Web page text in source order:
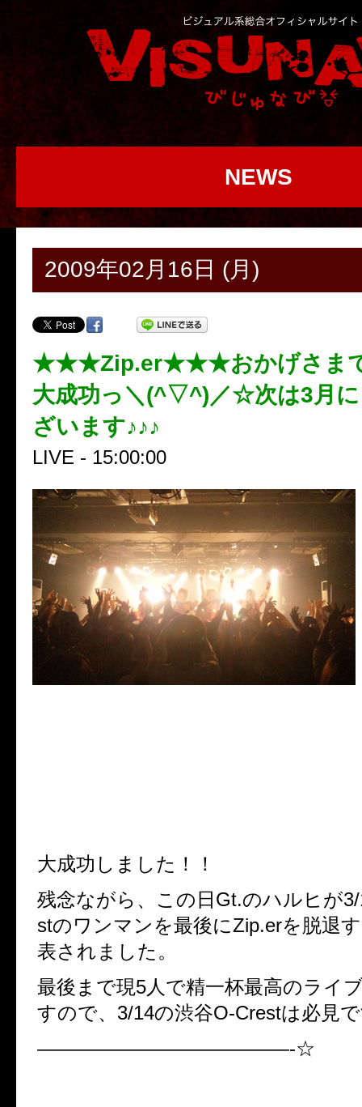
NEWS
2009年02月16日 (月)
★★★Zip.er★★★おかげさま
大成功っ＼(^▽^)／☆次は3月
ざいます♪♪♪
LIVE - 15:00:00
大成功しました！！
残念ながら、この日Gt.のハルヒが
stのワンマンを最後にZip.erを脱退
表されました。
最後まで現5人で精一杯最高のライ
すので、3/14の渋谷O-Crestは必見
—————————————-☆